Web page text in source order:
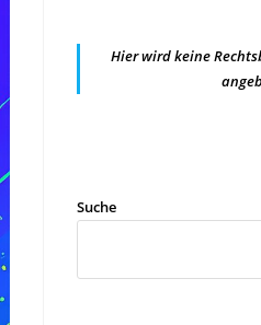
Hier wird keine
Suche